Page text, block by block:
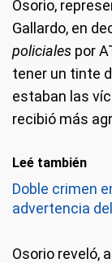
Osorio,
Gallardo, en
policiales por
tener un tinte
estaban las
recibió más
Leé también
Doble crimen
advertencia
Osorio reveló,